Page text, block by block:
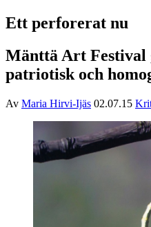
Ett perforerat nu
Mänttä Art Festival
patriotisk och
Av Maria Hirvi-Ijäs 02.07.15